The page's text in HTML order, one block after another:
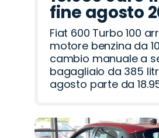
fine agosto
Fiat 600 Turbo 100
motore benzina da
cambio manuale a
bagagliaio da 385
agosto parte da